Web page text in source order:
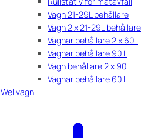
Vagn 21-29L behållare
Vagn 2 x 21-29L behållare
Vagnar behållare 2 x 60L
Vagnar behållare 90 L
Vagn behållare 2 x 90 L
Vagnar behållare 60 L
Wellvagn